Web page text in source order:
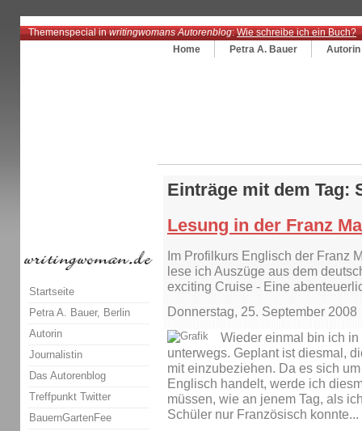
Themenspecial inwritingwomans Autorenblog:Wie schreibe ich ein Buch?
Home
Petra A. Bauer Autorin
Einträge mit dem Tag:
Lesung in der Franz
Im Profilkurs Englisch der Franz
lese ich Auszüge aus dem
exciting Cruise - Eine
Donnerstag, 25. September 2008
Wieder einmal bin ich
unterwegs. Geplant ist diesmal,
mit einzubeziehen. Da es sich
Englisch handelt, werde ich
müssen, wie an jenem Tag, als
Schüler nur Französisch konnte...
Startseite
Petra A. Bauer, Berlin
Autorin
Journalistin
Das Autorenblog
Treffpunkt Twitter
BauernGartenFee